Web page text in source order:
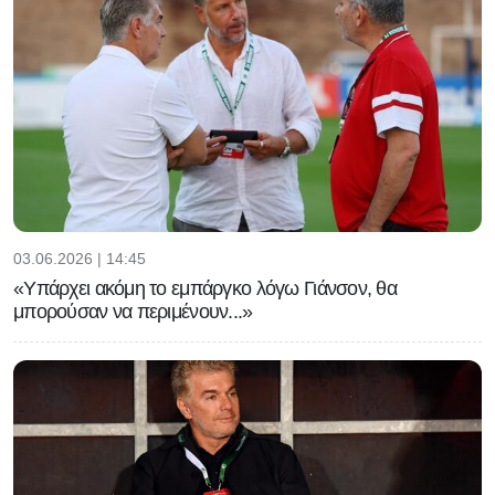
03.06.2026 | 14:45
«Υπάρχει ακόμη το εμπάργκο λόγω Γιάνσον, θα
μπορούσαν να περιμένουν...»